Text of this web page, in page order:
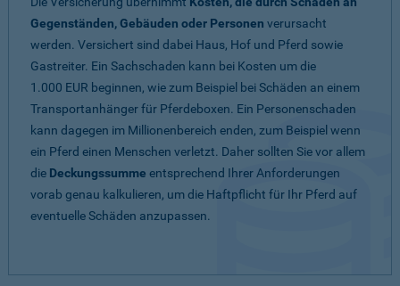
Gegenständen, Gebäuden oder Personen verursacht
werden. Versichert sind dabei Haus, Hof und Pferd sowie
Gastreiter. Ein Sachschaden kann bei Kosten um die
1.000 EUR beginnen, wie zum Beispiel bei Schäden an einem
Transportanhänger für Pferdeboxen. Ein Personenschaden
kann dagegen im Millionenbereich enden, zum Beispiel wenn
ein Pferd einen Menschen verletzt. Daher sollten Sie vor allem
die Deckungssumme entsprechend Ihrer Anforderungen
vorab genau kalkulieren, um die Haftpflicht für Ihr Pferd auf
eventuelle Schäden anzupassen.